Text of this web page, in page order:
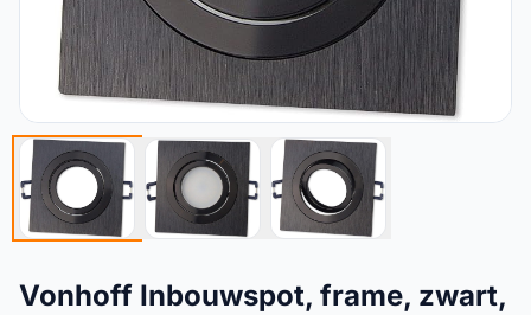
Vonhoff Inbouwspot, frame, zwart,